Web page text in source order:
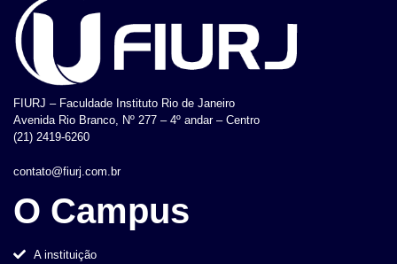
FIURJ – Faculdade Instituto Rio de Janeiro
Avenida Rio Branco, Nº 277 – 4º andar – Centro
(21) 2419-6260
contato@fiurj.com.br
O Campus
A instituição